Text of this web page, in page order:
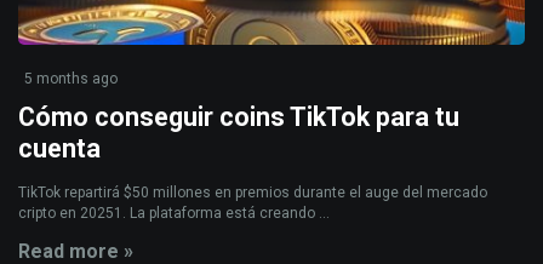
5 months ago
Cómo conseguir coins TikTok para tu
cuenta
TikTok repartirá $50 millones en premios durante el auge del mercado
cripto en 20251. La plataforma está creando ...
Read more »